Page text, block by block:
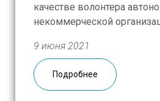
качестве волонтера
некоммерческой
Юрьевна побывала в
серию мастер-классов для
преподавателей и
видением того, почему
9 июня 2021
Подробнее